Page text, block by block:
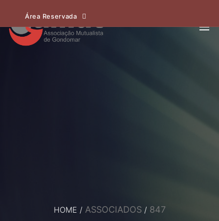
Área Reservada
HOME / ASSOCIADOS / 847